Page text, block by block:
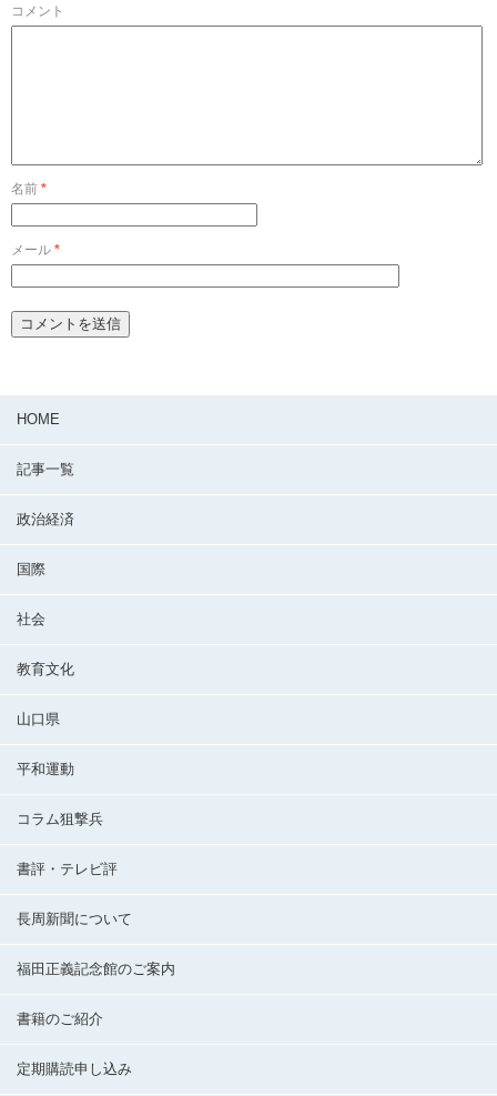
コメント
名前 *
メール *
HOME
記事一覧
政治経済
国際
社会
教育文化
山口県
平和運動
コラム狙撃兵
書評・テレビ評
長周新聞について
福田正義記念館のご案内
書籍のご紹介
定期購読申し込み